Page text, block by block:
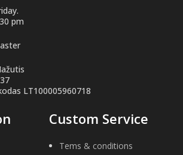
pm
LT100005960718
Custom Service
Tems & conditions